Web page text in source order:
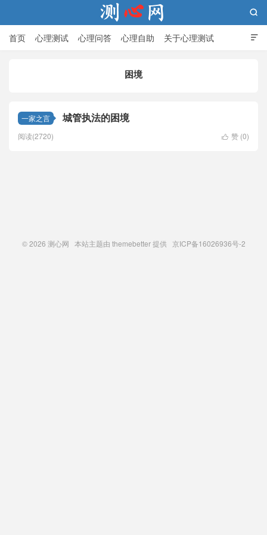

首页 心理测试 心理问答 心理自助 关于心理测试

困境
一家之言 城管执法的困境
 赞 (0)
阅读(2720)
© 2026 测心网 本站主题由 themebetter提供 京ICP备16026936号-2